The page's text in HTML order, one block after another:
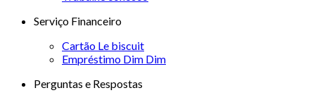
Serviço Financeiro
Cartão Le biscuit
Empréstimo Dim Dim
Perguntas e Respostas